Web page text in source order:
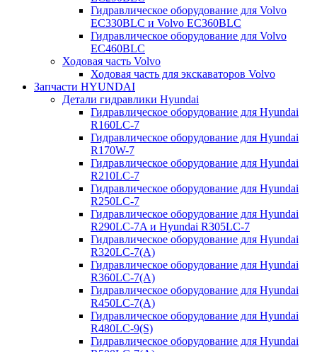
Гидравлическое оборудование для Volvo
EC330BLC и Volvo EC360BLC
Гидравлическое оборудование для Volvo
EC460BLC
Ходовая часть Volvo
Ходовая часть для экскаваторов Volvo
Запчасти HYUNDAI
Детали гидравлики Hyundai
Гидравлическое оборудование для Hyundai
R160LC-7
Гидравлическое оборудование для Hyundai
R170W-7
Гидравлическое оборудование для Hyundai
R210LC-7
Гидравлическое оборудование для Hyundai
R250LC-7
Гидравлическое оборудование для Hyundai
R290LC-7A и Hyundai R305LC-7
Гидравлическое оборудование для Hyundai
R320LC-7(A)
Гидравлическое оборудование для Hyundai
R360LC-7(A)
Гидравлическое оборудование для Hyundai
R450LC-7(A)
Гидравлическое оборудование для Hyundai
R480LC-9(S)
Гидравлическое оборудование для Hyundai